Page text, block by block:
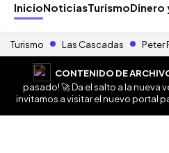
InicioNoticiasTurismoDinero
Turismo Las Cascadas Peter
CONTENIDO DE
pasado! 🚀 Da el salto a la nueva
invitamos a visitar el nuevo portal